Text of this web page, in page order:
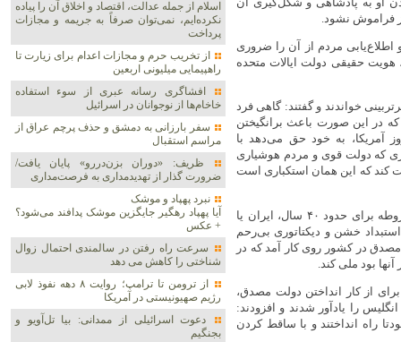
فراموش نشود.
ملی و اطلاع‌یابی مردم از آن را ضروری
هویت حقیقی دولت ایالات متحده
خواندند و گفتند: گاهی فرد
که در این صورت باعث برانگیختن
آمریکا، به خود حق می‌دهد با
که دولت قوی و مردم هوشیاری
کند که این همان استکباری است
ایشان در بیان سابقه خصومت آمریکا با ملت ایران گفتند: پس از مشروطه برای حدود ۴۰ سال، ایران یا
خشن و دیکتاتوری بی‌رحم
به لطف خدا، دولت ملی مصدق در کشور روی کار آمد که در
بود ملی کند.
از کار انداختن دولت مصدق،
را یادآور شدند و افزودند:
راه انداختند و با ساقط کردن
اسلام از جمله عدالت، اقتصاد و اخلاق آن را پیاده
نکرده‌ایم، نمی‌توان صرفاً به جریمه و مجازات
پرداخت
از تخریب حرم و مجازات اعدام برای زیارت تا
راهپیمایی میلیونی اربعین
افشاگری رسانه عبری از سوء استفاده
خاخام‌ها از نوجوانان در اسرائیل
سفر بارزانی به دمشق و حذف پرچم عراق از
مراسم استقبال
ظریف: «دوران بزن‌دررو» پایان یافت/
ضرورت گذار از تهدیدمداری به فرصت‌مداری
نبرد پهپاد و موشک‌
آیا پهپاد رهگیر جایگزین موشک‌ پدافند می‌شود؟
+ عکس
سرعت راه رفتن در سالمندی احتمال زوال
شناختی را کاهش می دهد
از ترومن تا ترامپ؛ روایت ۸ دهه نفوذ لابی
رژیم صهیونیستی در آمریکا
دعوت اسرائیلی از ممدانی: بیا تل‌آویو و
بجنگیم